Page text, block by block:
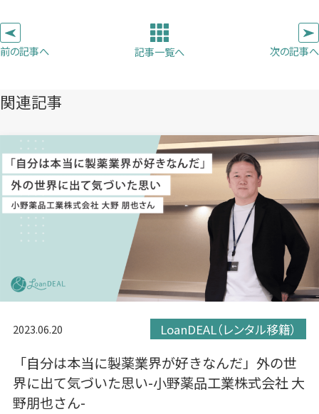
す） す）
で
す）
ー
前の記事へ 記事一覧へ 次の記事へ
関連記事
2023.06.20 LoanDEAL（レンタル移籍）
「自分は本当に製薬業界が好きなんだ」外の世
界に出て気づいた思い-小野薬品工業株式会社 大
野朋也さん-